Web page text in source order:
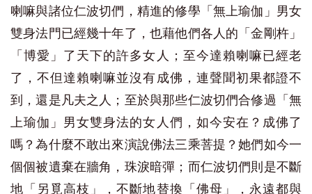
喇嘛與諸位仁波切們，精進的修學「無上瑜伽」男女
雙身法門已經幾十年了，也藉他們各人的「金剛杵」
「博愛」了天下的許多女人；至今達賴喇嘛已經老
了，不但達賴喇嘛並沒有成佛，連聲聞初果都證不
到，還是凡夫之人；至於與那些仁波切們合修過「無
上瑜伽」男女雙身法的女人們，如今安在？成佛了
嗎？為什麼不敢出來演說佛法三乘菩提？她們如今一
個個被遺棄在牆角，珠淚暗彈；而仁波切們則是不斷
地「另覓高枝」，不斷地替換「佛母」，永遠都與